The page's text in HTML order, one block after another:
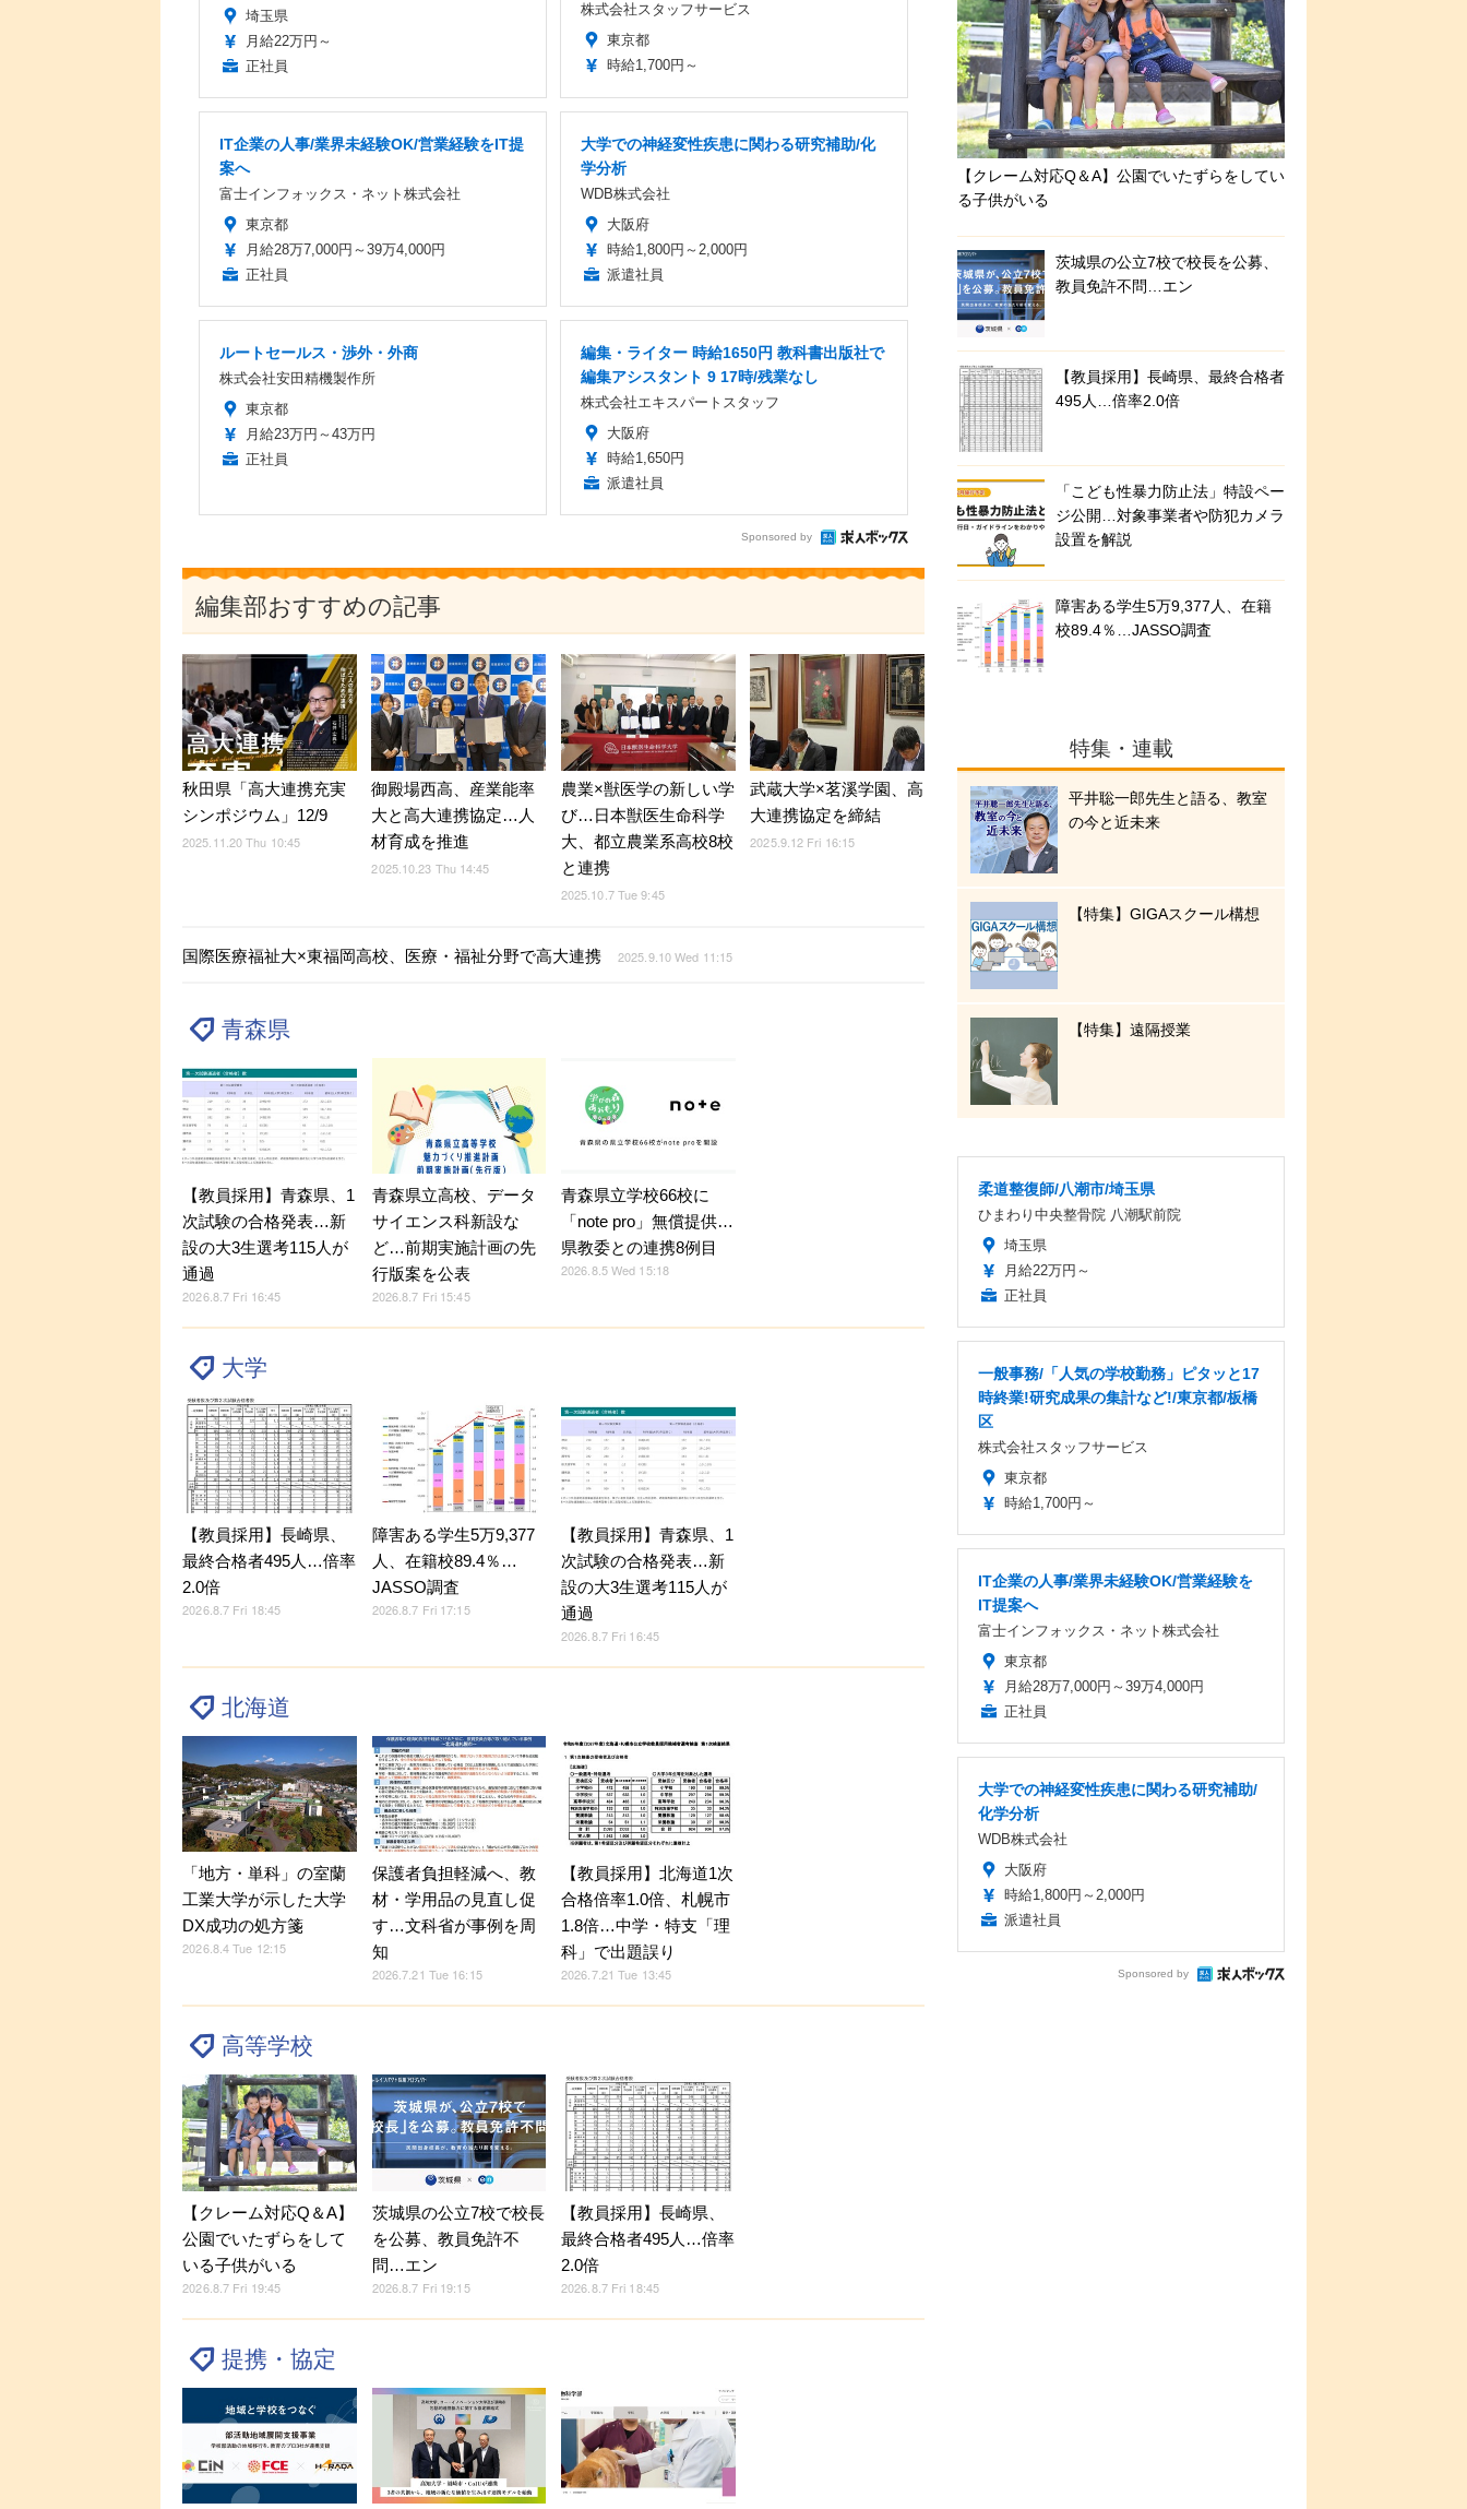
埼玉県
月給22万円～
正社員
株式会社スタッフサービス
東京都
時給1,700円～
IT企業の人事/業界未経験OK/営業経験をIT提
案へ
富士インフォックス・ネット株式会社
東京都
月給28万7,000円～39万4,000円
正社員
大学での神経変性疾患に関わる研究補助/化
学分析
WDB株式会社
大阪府
時給1,800円～2,000円
派遣社員
ルートセールス・渉外・外商
株式会社安田精機製作所
東京都
月給23万円～43万円
正社員
編集・ライター 時給1650円 教科書出版社で
編集アシスタント 9 17時/残業なし
株式会社エキスパートスタッフ
大阪府
時給1,650円
派遣社員
Sponsored by
編集部おすすめの記事
秋田県「高大連携充実
シンポジウム」12/9
2025.11.20 Thu 10:45
御殿場西高、産業能率
大と高大連携協定…人
材育成を推進
2025.10.23 Thu 14:45
農業×獣医学の新しい学
び…日本獣医生命科学
大、都立農業系高校8校
と連携
2025.10.7 Tue 9:45
武蔵大学×茗溪学園、高
大連携協定を締結
2025.9.12 Fri 16:15
国際医療福祉大×東福岡高校、医療・福祉分野で高大連携 2025.9.10 Wed 11:15
青森県
【教員採用】青森県、1
次試験の合格発表…新
設の大3生選考115人が
通過
2026.8.7 Fri 16:45
青森県立高校、データ
サイエンス科新設な
ど…前期実施計画の先
行版案を公表
2026.8.7 Fri 15:45
青森県立学校66校に
「note pro」無償提供…
県教委との連携8例目
2026.8.5 Wed 15:18
大学
【教員採用】長崎県、
最終合格者495人…倍率
2.0倍
2026.8.7 Fri 18:45
障害ある学生5万9,377
人、在籍校89.4％…
JASSO調査
2026.8.7 Fri 17:15
【教員採用】青森県、1
次試験の合格発表…新
設の大3生選考115人が
通過
2026.8.7 Fri 16:45
北海道
「地方・単科」の室蘭
工業大学が示した大学
DX成功の処方箋
2026.8.4 Tue 12:15
保護者負担軽減へ、教
材・学用品の見直し促
す…文科省が事例を周
知
2026.7.21 Tue 16:15
【教員採用】北海道1次
合格倍率1.0倍、札幌市
1.8倍…中学・特支「理
科」で出題誤り
2026.7.21 Tue 13:45
高等学校
【クレーム対応Q＆A】
公園でいたずらをして
いる子供がいる
2026.8.7 Fri 19:45
茨城県の公立7校で校長
を公募、教員免許不
問…エン
2026.8.7 Fri 19:15
【教員採用】長崎県、
最終合格者495人…倍率
2.0倍
2026.8.7 Fri 18:45
提携・協定
【クレーム対応Q＆A】公園でいたずらをしてい
る子供がいる
茨城県の公立7校で校長を公募、
教員免許不問…エン
【教員採用】長崎県、最終合格者
495人…倍率2.0倍
「こども性暴力防止法」特設ペー
ジ公開…対象事業者や防犯カメラ
設置を解説
障害ある学生5万9,377人、在籍
校89.4％…JASSO調査
特集・連載
平井聡一郎先生と語る、教室
の今と近未来
【特集】GIGAスクール構想
【特集】遠隔授業
柔道整復師/八潮市/埼玉県
ひまわり中央整骨院 八潮駅前院
埼玉県
月給22万円～
正社員
一般事務/「人気の学校勤務」ピタッと17
時終業!研究成果の集計など!/東京都/板橋
区
株式会社スタッフサービス
東京都
時給1,700円～
IT企業の人事/業界未経験OK/営業経験を
IT提案へ
富士インフォックス・ネット株式会社
東京都
月給28万7,000円～39万4,000円
正社員
大学での神経変性疾患に関わる研究補助/
化学分析
WDB株式会社
大阪府
時給1,800円～2,000円
派遣社員
Sponsored by